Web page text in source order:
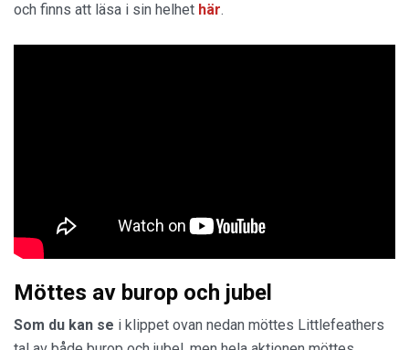
och finns att läsa i sin helhet här.
Möttes av burop och jubel
Som du kan se i klippet ovan nedan möttes Littlefeathers